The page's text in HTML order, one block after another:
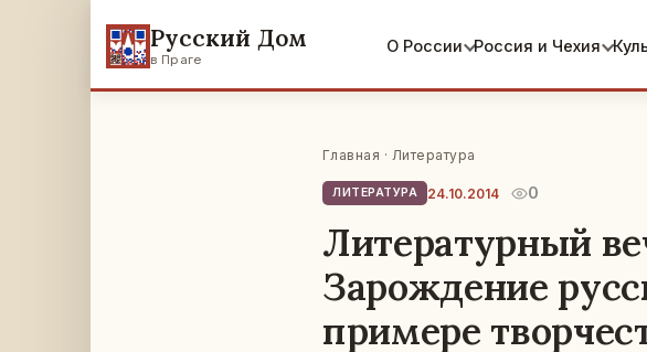
Русский Дом
в Праге
О России Россия и Чехия
Главная · Литература
ЛИТЕРАТУРА 24.10.2014 0
Литературный
Зарождение
примере